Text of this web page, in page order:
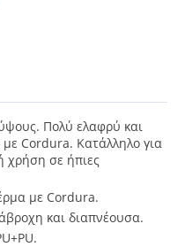
Πολύ ελαφρύ και
Cordura. Κατάλληλο για
χρήση σε ήπιες
με Cordura.
και διαπνέουσα.